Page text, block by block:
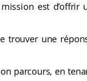
est d’offrir
trouver une
parcours, en